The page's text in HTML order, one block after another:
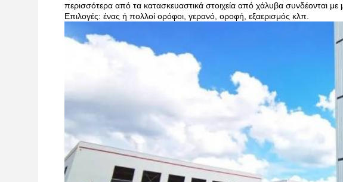
περισσότερα από τα κατασκευαστικά στοιχεία από χάλυβα συνδέονται με
Επιλογές: ένας ή πολλοί ορόφοι, γερανό, οροφή, εξαερισμός κλπ.